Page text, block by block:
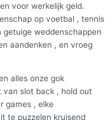
voor werkelijk geld.
op voetbal , tennis
getuige weddenschappen
aandenken , en vroeg
alles onze gok
van slot back , hold out
games , elke
te puzzelen kruisend